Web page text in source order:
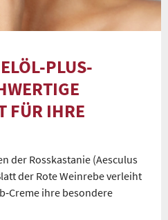
PLUS-
FÜR IHRE
der Rosskastanie (Aesculus
der Rote Weinrebe verleiht
ihre besondere